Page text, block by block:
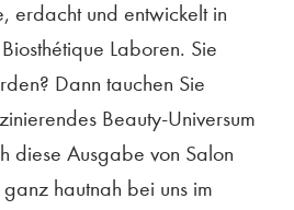
erdacht und entwickelt in
Laboren. Sie
Dann tauchen Sie
Beauty-Universum
diese Ausgabe von Salon
hautnah bei uns im